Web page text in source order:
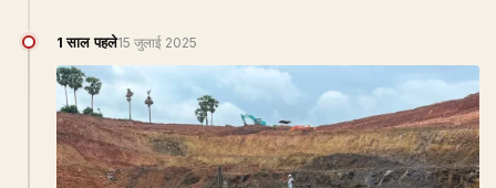
1 साल पहले15 जुलाई 2025